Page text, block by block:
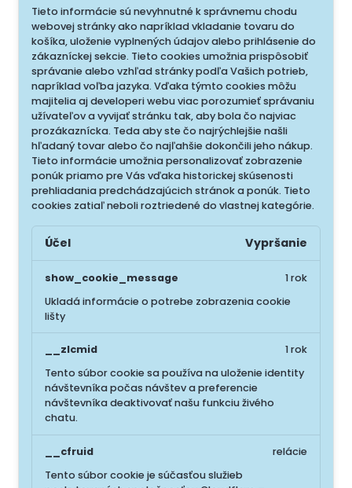
Tieto informácie sú nevyhnutné k správnemu chodu
webovej stránky ako napríklad vkladanie tovaru do
košíka, uloženie vyplnených údajov alebo prihlásenie do
zákazníckej sekcie. Tieto cookies umožnia prispôsobiť
správanie alebo vzhľad stránky podľa Vašich potrieb,
napríklad voľba jazyka. Vďaka týmto cookies môžu
majitelia aj developeri webu viac porozumieť správaniu
užívateľov a vyvijať stránku tak, aby bola čo najviac
prozákaznícka. Teda aby ste čo najrýchlejšie našli
hľadaný tovar alebo čo najľahšie dokončili jeho nákup.
Tieto informácie umožnia personalizovať zobrazenie
ponúk priamo pre Vás vďaka historickej skúsenosti
prehliadania predchádzajúcich stránok a ponúk. Tieto
cookies zatiaľ neboli roztriedené do vlastnej kategórie.
Účel Vypršanie
show_cookie_message
Ukladá informácie o potrebe zobrazenia cookie
lišty
1 rok
__zlcmid
Tento súbor cookie sa používa na uloženie identity
návštevníka počas návštev a preferencie
návštevníka deaktivovať našu funkciu živého
chatu.
1 rok
__cfruid
Tento súbor cookie je súčasťou služieb
relácie